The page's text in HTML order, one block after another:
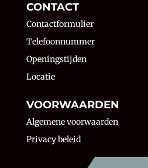
CONTACT
Contactformulier
Telefoonnummer
Openingstijden
Locatie
VOORWAARDEN
Algemene voorwaarden
Privacy beleid